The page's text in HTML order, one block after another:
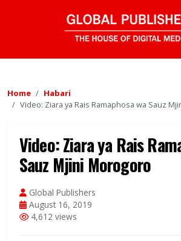
Home
Habari
Video: Ziara ya Rais Ramaphosa wa Sauz
Video: Ziara ya Rais
Sauz Mjini Morogoro
Global Publishers
August 16, 2019
4,612 views